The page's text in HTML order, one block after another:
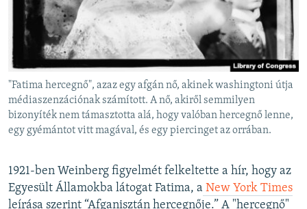
"Fatima hercegnő", azaz egy afgán nő, akinek washingtoni útja
médiaszenzációnak számított. A nő, akiről semmilyen
bizonyíték nem támasztotta alá, hogy valóban hercegnő lenne,
egy gyémántot vitt magával, és egy piercinget az orrában.
1921-ben Weinberg figyelmét felkeltette a hír, hogy az
Egyesült Államokba látogat Fatima, a New York Times
leírása szerint “Afganisztán hercegnője.” A "hercegnő"